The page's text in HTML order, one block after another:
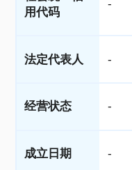
用代码
-
法定代表人 -
经营状态 -
成立日期 -